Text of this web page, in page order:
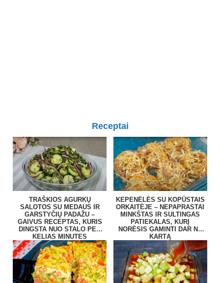
Receptai
TRAŠKIOS AGURKŲ
SALOTOS SU MEDAUS IR
GARSTYČIŲ PADAŽU –
GAIVUS RECEPTAS, KURIS
DINGSTA NUO STALO PER
KELIAS MINUTES
KEPENĖLĖS SU KOPŪSTAIS
ORKAITĖJE – NEPAPRASTAI
MINKŠTAS IR SULTINGAS
PATIEKALAS, KURĮ
NORĖSIS GAMINTI DAR NE
KARTĄ